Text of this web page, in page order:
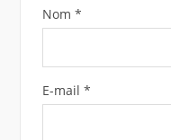
Nom *
E-mail *